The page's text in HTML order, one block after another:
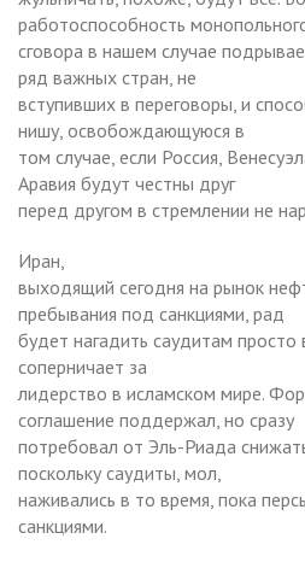
работоспособность
сговора в нашем случае
ряд важных стран, не
вступивших в переговоры, и
нишу, освобождающуюся в
том случае, если Россия,
Аравия будут честны друг
перед другом в стремлении не
Иран,
выходящий сегодня на рынок
пребывания под санкциями, рад
будет нагадить саудитам просто
соперничает за
лидерство в исламском мире.
соглашение поддержал, но сразу
потребовал от Эль-Риада
поскольку саудиты, мол,
наживались в то время, пока
санкциями.